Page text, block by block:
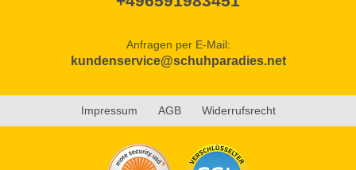
Anfragen per E-Mail:
kundenservice@schuhparadies.net
Impressum AGB Widerrufsrecht